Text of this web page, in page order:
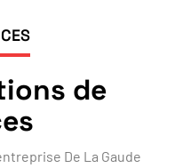
de
De La Gaude